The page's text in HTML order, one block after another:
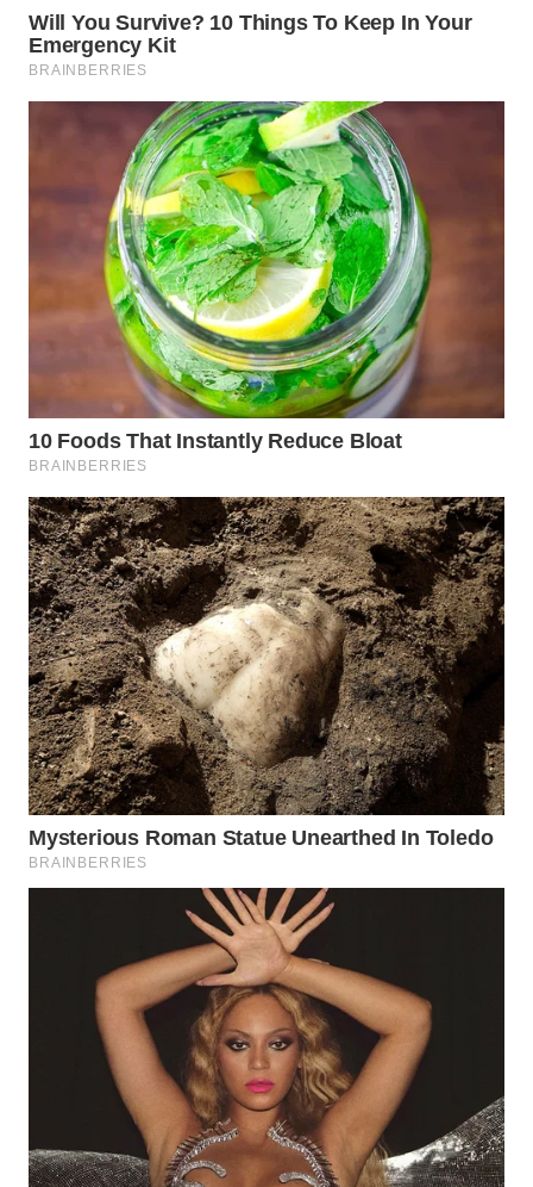
WN
CIREBON
INDRAMAYU
KUNINGAN
WN
MAJALENGKA
SUBANG
WN
SUKABUMI
WN
PURWAKARTA
WN
PRIANGAN
TIMUR
WN
SEMARANG
WN
SOLO
BOROBUDUR
MADURA
SURABAYA